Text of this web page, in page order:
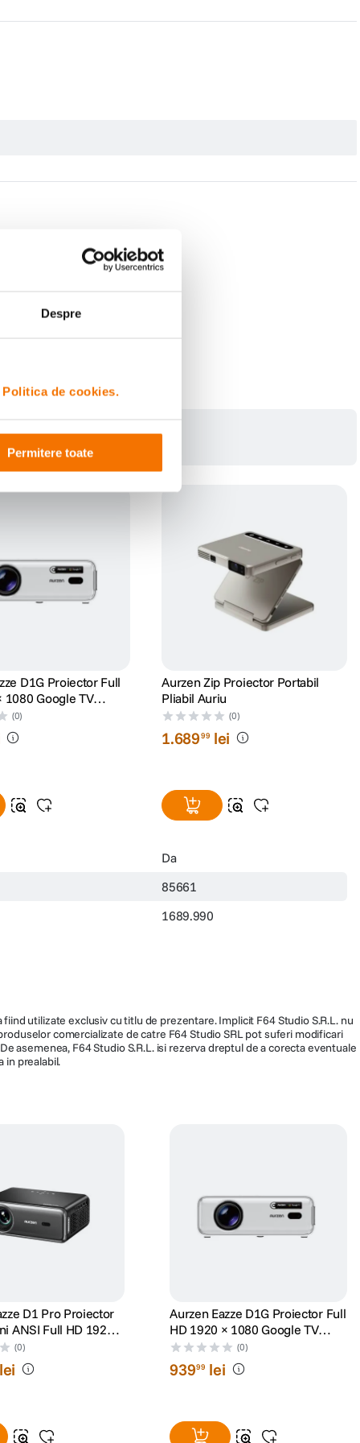
Despre
Politica de cookies.
Permitere toate
intrerupe proiectia. Proiectorul ofera reglare electrica a focalizarii si
Reglarea manuala este, de asemenea, disponibila, daca este necesar.
si la reglarea imaginii afisate. Pe de alta parte, Image Scaling
in camera – acum este mai usor sa reglati imaginea in functie
dvs. prin Google Cast. Proiectorul accepta Wi-Fi 2.4G si 5G, ceea ce
sau aplicatii de pe telefonul dvs. pe ecranul mare. Aurzen Boom Mini
de imagini prin functia de casting – in astfel de cazuri, se recomanda
D1G Proiector Full
1080 Google TV
(0)
Aurzen Zip Proiector Portabil
Pliabil Auriu
(0)
1.68999 lei
Da
85661
1689.990
utilizate exclusiv cu titlu de prezentare. Implicit F64 Studio S.R.L. nu
comercializate de catre F64 Studio SRL pot suferi modificari
F64 Studio S.R.L. isi rezerva dreptul de a corecta eventuale
in prealabil.
D1 Pro Proiector
ANSI Full HD 1920 ×
(0)
lei
Aurzen Eazze D1G Proiector Full
HD 1920 × 1080 Google TV
Integrat
(0)
93999 lei